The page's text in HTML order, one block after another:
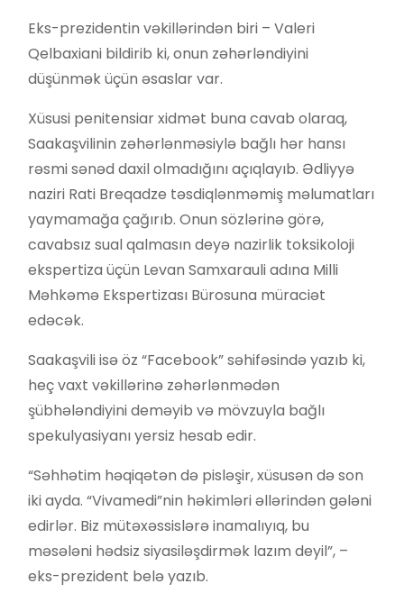
Eks-prezidentin vəkillərindən biri – Valeri
Qelbaxiani bildirib ki, onun zəhərləndiyini
düşünmək üçün əsaslar var.
Xüsusi penitensiar xidmət buna cavab olaraq,
Saakaşvilinin zəhərlənməsiylə bağlı hər hansı
rəsmi sənəd daxil olmadığını açıqlayıb. Ədliyyə
naziri Rati Breqadze təsdiqlənməmiş məlumatları
yaymamağa çağırıb. Onun sözlərinə görə,
cavabsız sual qalmasın deyə nazirlik toksikoloji
ekspertiza üçün Levan Samxarauli adına Milli
Məhkəmə Ekspertizası Bürosuna müraciət
edəcək.
Saakaşvili isə öz “Facebook” səhifəsində yazıb ki,
heç vaxt vəkillərinə zəhərlənmədən
şübhələndiyini deməyib və mövzuyla bağlı
spekulyasiyanı yersiz hesab edir.
“Səhhətim həqiqətən də pisləşir, xüsusən də son
iki ayda. “Vivamedi”nin həkimləri əllərindən gələni
edirlər. Biz mütəxəssislərə inamalıyıq, bu
məsələni hədsiz siyasiləşdirmək lazım deyil”, –
eks-prezident belə yazıb.